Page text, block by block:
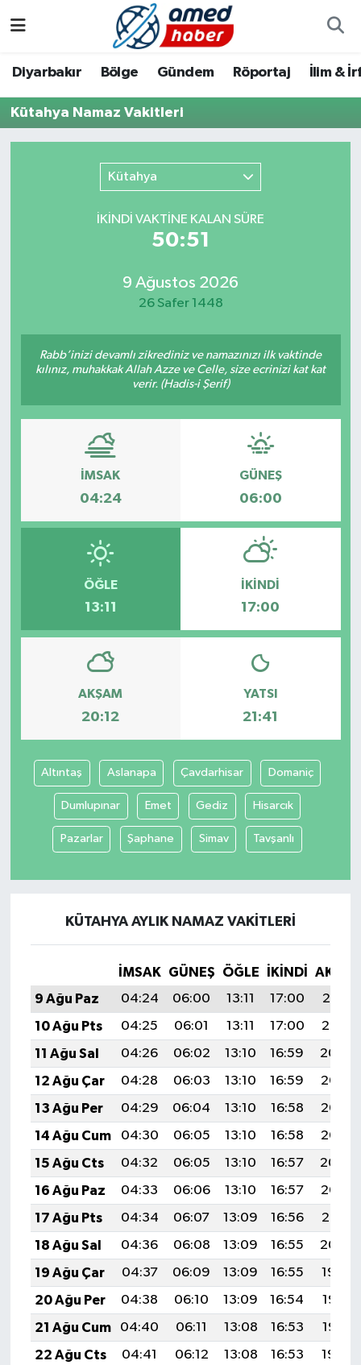
Diyarbakır Bölge Gündem Röportaj İlim &
Kütahya Namaz Vakitleri
Kütahya
İKINDI VAKTİNE KALAN SÜRE
50:51
9 Ağustos 2026
26 Safer 1448
Rabb’inizi devamlı zikrediniz ve namazınızı ilk vaktinde
kılınız, muhakkak Allah Azze ve Celle, size ecrinizi kat kat
verir. (Hadis-i Şerif)
İMSAK
04:24
GÜNEŞ
06:00
ÖĞLE
13:11
İKINDI
17:00
AKŞAM
20:12
YATSI
21:41
Altıntaş Aslanapa Çavdarhisar Domaniç
Dumlupınar Emet Gediz Hisarcık
Pazarlar Şaphane Simav Tavşanlı
KÜTAHYA AYLIK NAMAZ VAKITLERI
İMSAK GÜNEŞ ÖĞLE İKINDI
9 Ağu Paz
04:24 06:00 13:11 17:00
20:12
10 Ağu Pts
04:25 06:01 13:11 17:00
20:10
11 Ağu Sal
04:26 06:02 13:10 16:59
20:09
12 Ağu Çar
04:28 06:03 13:10 16:59
20:08
13 Ağu Per
04:29 06:04 13:10 16:58
20:07
14 Ağu Cum
04:30 06:05 13:10 16:58
20:05
15 Ağu Cts
04:32 06:05 13:10 16:57
20:04
16 Ağu Paz
04:33 06:06 13:10 16:57
20:03
17 Ağu Pts
04:34 06:07 13:09 16:56
20:01
18 Ağu Sal
04:36 06:08 13:09 16:55
20:00
19 Ağu Çar
04:37 06:09 13:09 16:55
19:59
20 Ağu Per
04:38 06:10 13:09 16:54
19:57
21 Ağu Cum
04:40 06:11 13:08 16:53
19:56
22 Ağu Cts
04:41 06:12 13:08 16:53
19:54
Bölge
Röportaj
Foto Galeri
Yazarlar
Aile
Asayiş
Bilim & Teknoloji
Ekonomi
Gündem
Kültür & Sanat
Sağlık
Siyaset
Spor
Yaşam
Diyarbakır Hava Durumu
Diyarbakır Namaz Vakitleri
Diyarbakır Trafik Yoğunluk Haritası
Süper Lig Puan Durumu ve Fikstür
Son Dakika Haberleri
Haber Arşivi